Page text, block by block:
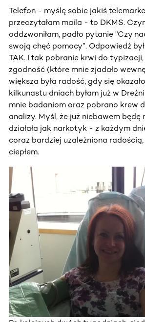
Telefon - myślę sobie jakiś
przeczytałam maila - to DKMS.
oddzwoniłam, padło pytanie "Czy
swoją chęć pomocy”. Odpowiedź
TAK. I tak pobranie krwi do
zgodność (które mnie zjadało
większa była radość, gdy się
kilkunastu dniach byłam już w
mnie badaniom oraz pobrano krew
analizy. Myśl, że już niebawem będę
działała jak narkotyk - z każdym
coraz bardziej uzależniona radością,
ciepłem.